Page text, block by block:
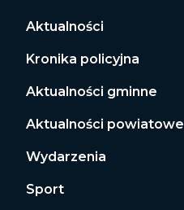
Aktualności
Kronika policyjna
Aktualności gminne
Aktualności powiatowe
Wydarzenia
Sport